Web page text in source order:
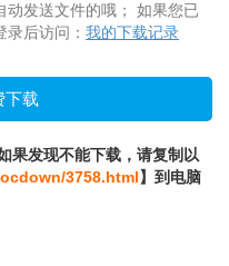
动发送文件的哦； 如果您已
后访问： 我的下载记录
果发现不能下载，请复制以
3758.html】到电脑